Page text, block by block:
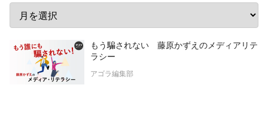
もう騙されない 藤原かずえのメディアリテ
ラシー
アゴラ編集部